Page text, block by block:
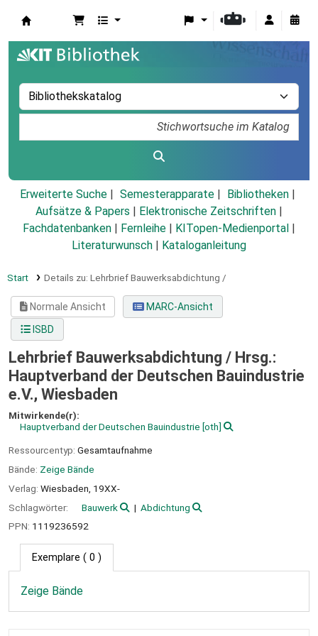
Erweiterte Suche Semesterapparate
Bibliotheken
Aufsätze & Papers
Elektronische Zeitschriften
Fachdatenbanken
Fernleihe KITopen-Medienportal
Literaturwunsch
Kataloganleitung
Start Details zu: Lehrbrief Bauwerksabdichtung /
Normale Ansicht
MARC-Ansicht
ISBD
Lehrbrief Bauwerksabdichtung / Hrsg.:
Hauptverband der Deutschen Bauindustrie
e.V., Wiesbaden
Mitwirkende(r):
Hauptverband der Deutschen Bauindustrie [oth]
Ressourcentyp: Gesamtaufnahme
Bände: Zeige Bände
Verlag: Wiesbaden, 19XX-
Schlagwörter:
Bauwerk
Abdichtung
PPN: 1119236592
Exemplare ( 0 )
Zeige Bände